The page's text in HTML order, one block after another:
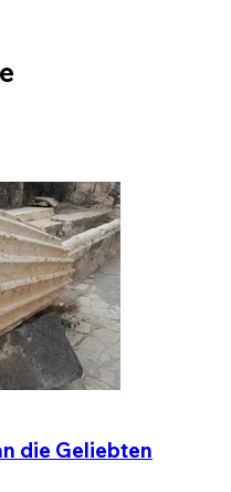
die Geliebten